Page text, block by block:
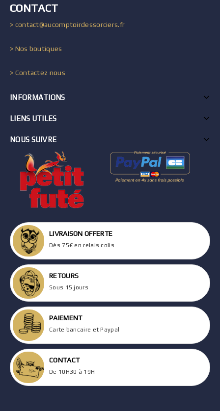
CONTACT
> contact@aucomptoirdessorciers.fr
> Nos boutiques
> Contactez nous
INFORMATIONS
LIENS UTILES
NOUS SUIVRE
LIVRAISON OFFERTE
Dès 75€ en relais colis
RETOURS
Sous 15 jours
PAIEMENT
Carte bancaire et Paypal
CONTACT
De 10H30 à 19H